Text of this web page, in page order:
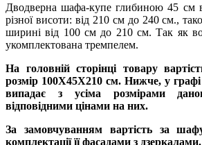
Дводверна шафа-купе глибиною 45 см
різної висоти: від 210 см до 240 см.,
ширині від 100 см до 210 см. Так як
укомплектована тремпелем.
На головній сторінці товару
розмір 100Х45Х210 см. Нижче, у
випадає з усіма розмірами
відповідними цінами на них.
За замовчуванням вартість за
комплектації її фасадами з дзеркалами.